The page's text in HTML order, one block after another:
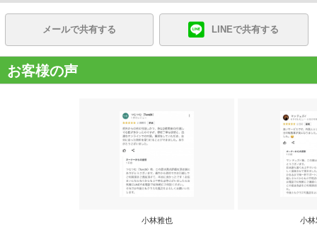
メールで共有する LINEで共有する
お客様の声
小林雅也 小林